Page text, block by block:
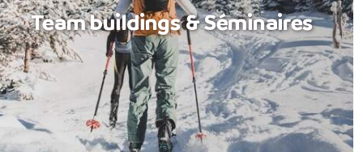
Team buildings & Séminaires